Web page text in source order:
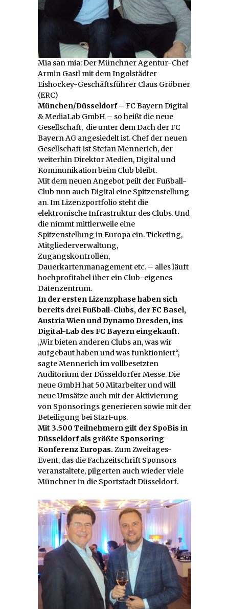
Mia san mia: Der Münchner Agentur-Chef
Armin Gastl mit dem Ingolstädter
Eishockey-Geschäftsführer Claus Gröbner
(ERC)
München/Düsseldorf– FC Bayern Digital
& MediaLab GmbH – so heißt die neue
Gesellschaft, die unter dem Dach der FC
Bayern AG angesiedelt ist. Chef der neuen
Gesellschaft ist Stefan Mennerich, der
weiterhin Direktor Medien, Digital und
Kommunikation beim Club bleibt.
Mit dem neuen Angebot peilt der Fußball-
Club nun auch Digital eine Spitzenstellung
an. Im Lizenzportfolio steht die
elektronische Infrastruktur des Clubs. Und
die nimmt mittlerweile eine
Spitzenstellung in Europa ein. Ticketing,
Mitgliederverwaltung,
Zugangskontrollen,
Dauerkartenmanagement etc. – alles läuft
hochprofitabel über ein Club-eigenes
Datenzentrum.
In der ersten Lizenzphase haben sich
bereits drei Fußball-Clubs, der FC Basel,
Austria Wien und Dynamo Dresden, ins
Digital-Lab des FC Bayern eingekauft.
„Wir bieten anderen Clubs an, was wir
aufgebaut haben und was funktioniert“,
sagte Mennerich im vollbesetzten
Auditorium der Düsseldorfer Messe. Die
neue GmbH hat 50 Mitarbeiter und will
neue Umsätze auch mit der Aktivierung
von Sponsorings generieren sowie mit der
Beteiligung bei Start-ups.
Mit 3.500 Teilnehmern gilt der SpoBis in
Düsseldorf als größte Sponsoring-
Konferenz Europas. Zum Zweitages-
Event, das die Fachzeitschrift Sponsors
veranstaltete, pilgerten auch wieder viele
Münchner in die Sportstadt Düsseldorf.